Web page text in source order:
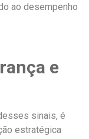
ao desempenho
e
sinais, é
estratégica